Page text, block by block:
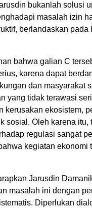
bukanlah solusi
masalah izin
berlandaskan pada
bahwa galian C
karena dapat
dan masyarakat
yang tidak terawasi
kerusakan ekosistem,
sosial. Oleh karena itu,
regulasi sangat
kegiatan ekonomi
Jarusdin
masalah ini dengan
Diperlukan